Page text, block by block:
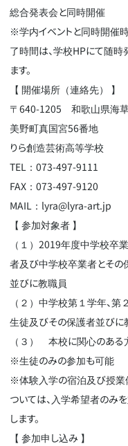
総合発表会と同時開催
※学内イベントと同時開催
了時間は、学校HPにて随時
ます。
【 開催場所（連絡先） 】
〒640-1205 和歌山県海
美野町真国宮56番地
りら創造芸術高等学校
TEL：073-497-9111
FAX：073-497-9120
MAIL：lyra@lyra-art.jp
【 参加対象者 】
（１）2019年度中学校卒
者及び中学校卒業者とその
並びに教職員
（２）中学校第１学年、第
生徒及びその保護者並びに
（３） 本校に関心のある
※生徒のみの参加も可能
※体験入学の宿泊及び授業
ついては、入学希望者のみ
します。
【 参加申し込み 】